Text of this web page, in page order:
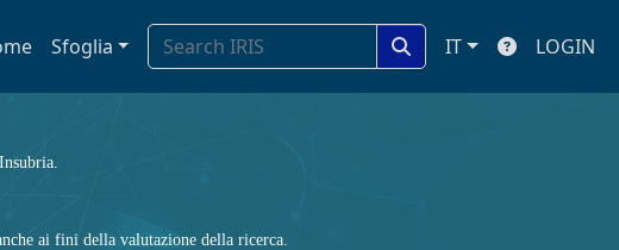
Sfoglia IT LOGIN
ai fini della valutazione della ricerca.